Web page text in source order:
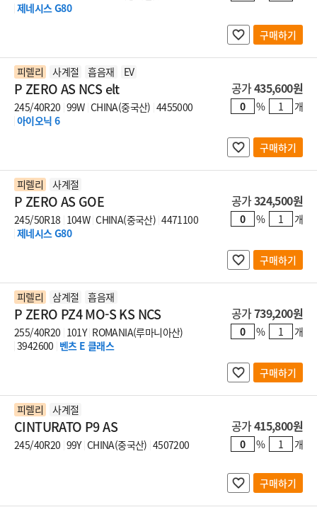
제네시스 G80
구매하기
피렐리 사계절 흡음재 EV
P ZERO AS NCS elt
245/40R20 99W CHINA(중국산) 4455000
아이오닉 6
공가435,600원
% 개
구매하기
피렐리 사계절
P ZERO AS GOE
245/50R18 104W CHINA(중국산) 4471100
제네시스 G80
공가324,500원
% 개
구매하기
피렐리 삼계절 흡음재
P ZERO PZ4 MO-S KS NCS
255/40R20 101Y ROMANIA(루마니아산)
3942600 벤츠 E 클래스
공가739,200원
% 개
구매하기
피렐리 사계절
CINTURATO P9 AS
245/40R20 99Y CHINA(중국산) 4507200
공가415,800원
% 개
구매하기